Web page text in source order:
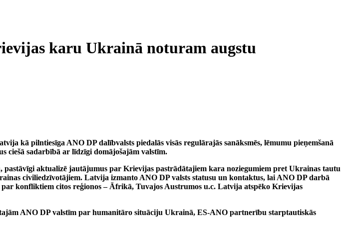
karu Ukrainā noturam augstu
kā pilntiesīga ANO DP dalībvalsts piedalās visās regulārajās sanāksmēs, lēmumu pieņemšanā
ciešā sadarbībā ar līdzīgi domājošajām valstīm.
aktualizē jautājumus par Krievijas pastrādātajiem kara noziegumiem pret Ukrainas tautu
civiliedzīvotājiem. Latvija izmanto ANO DP valsts statusu un kontaktus, lai ANO DP darbā
konfliktiem citos reģionos – Āfrikā, Tuvajos Austrumos u.c. Latvija atspēko Krievijas
ANO DP valstīm par humanitāro situāciju Ukrainā, ES-ANO partnerību starptautiskās